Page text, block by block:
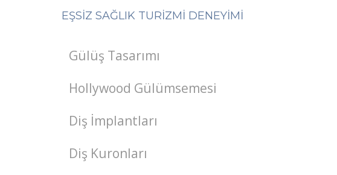
EŞSİZ SAĞLIK TURİZMİ DENEYİMİ
Gülüş Tasarımı
Hollywood Gülümsemesi
Diş İmplantları
Diş Kuronları